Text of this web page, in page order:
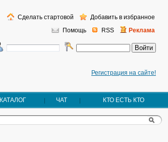
Регистрация на сайте!
Помощь RSS Реклама
Сделать стартовой Добавить в избранное
КАТАЛОГ ЧАТ КТО ЕСТЬ КТО